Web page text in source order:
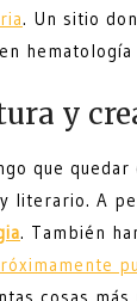
. Un sitio
y
que
literario. A
. También